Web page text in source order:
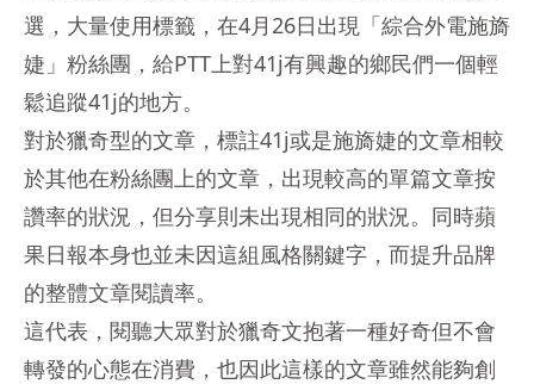
選，大量使用標籤，在4月26日出現「綜合外電施旖
婕」粉絲團，給PTT上對41j有興趣的鄉民們一個輕
鬆追蹤41j的地方。
對於獵奇型的文章，標註41j或是施旖婕的文章相較
於其他在粉絲團上的文章，出現較高的單篇文章按
讚率的狀況，但分享則未出現相同的狀況。同時蘋
果日報本身也並未因這組風格關鍵字，而提升品牌
的整體文章閱讀率。
這代表，閱聽大眾對於獵奇文抱著一種好奇但不會
轉發的心態在消費，也因此這樣的文章雖然能夠創